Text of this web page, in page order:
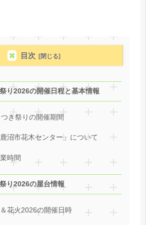
目次
り2026の開催日程と基本情報
き祭りの開催期間
沼市花木センター」について
時間
り2026の屋台情報
花火2026の開催日時